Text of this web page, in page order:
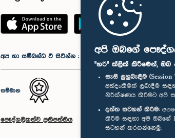
අපි ඔබගේ
"හරි" ක්ලික් කිරීමෙන්,
සැසි ලුහුබැඳීම (Session
අත්දැකීමක් ලබාදීම
නිරීක්ෂණය කිරීමට අපි
දත්ත සටහන් කිරීම:
කිරීම සඳහා අපි ඔබගේ
සටහන් කරගන්නෙමු.
අප හා සම්බන්ධ වී සිටින්න :
සම්මාන
පෞද්ගලිකත්ව ප්‍රතිපත්තිය